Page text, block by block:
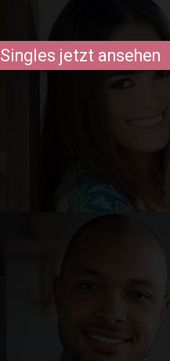
Singles jetzt ansehen